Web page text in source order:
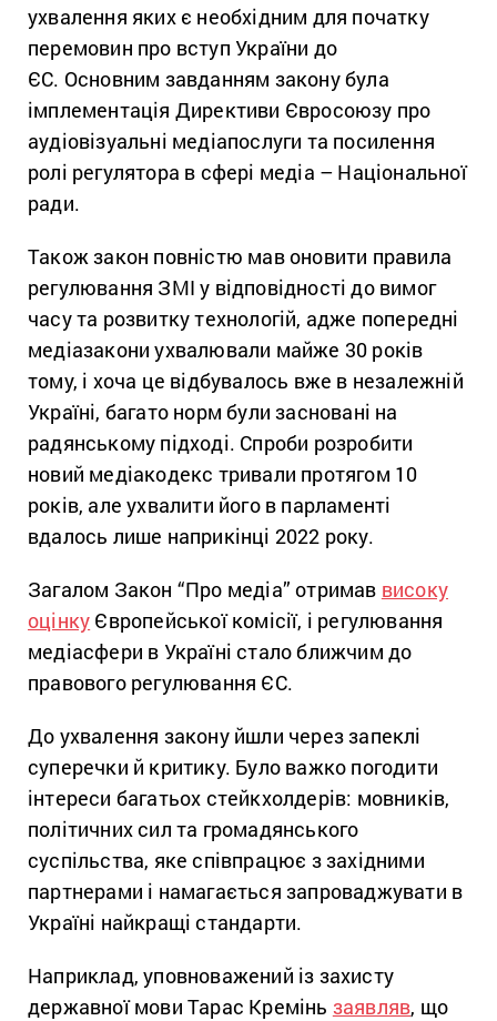
ухвалення яких є необхідним для початку
перемовин про вступ України до
ЄС. Основним завданням закону була
імплементація Директиви Євросоюзу про
аудіовізуальні медіапослуги та посилення
ролі регулятора в сфері медіа – Національної
ради.
Також закон повністю мав оновити правила
регулювання ЗМІ у відповідності до вимог
часу та розвитку технологій, адже попередні
медіазакони ухвалювали майже 30 років
тому, і хоча це відбувалось вже в незалежній
Україні, багато норм були засновані на
радянському підході. Спроби розробити
новий медіакодекс тривали протягом 10
років, але ухвалити його в парламенті
вдалось лише наприкінці 2022 року.
Загалом Закон “Про медіа” отримав високу
оцінку Європейської комісії, і регулювання
медіасфери в Україні стало ближчим до
правового регулювання ЄС.
До ухвалення закону йшли через запеклі
суперечки й критику. Було важко погодити
інтереси багатьох стейкхолдерів: мовників,
політичних сил та громадянського
суспільства, яке співпрацює з західними
партнерами і намагається запроваджувати в
Україні найкращі стандарти.
Наприклад, уповноважений із захисту
державної мови Тарас Кремінь заявляв, що